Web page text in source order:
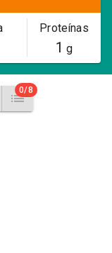
Proteínas
1 g
0/8